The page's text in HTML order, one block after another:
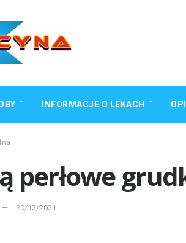
INFORMACJE O LEKACH
perłowe
20/12/2021